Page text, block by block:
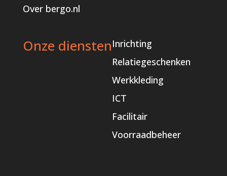
Over bergo.nl
Onze dienstenInrichting
Relatiegeschenken
Werkkleding
ICT
Facilitair
Voorraadbeheer